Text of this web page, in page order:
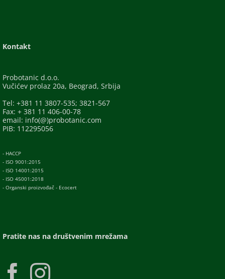
Kontakt
Probotanic d.o.o.
Vučićev prolaz 20a, Beograd, Srbija
Tel: +381 11 3807-535; 3821-567
Fax: + 381 11 406-00-78
email: info(@)probotanic.com
PIB: 112295056
- HACCP
- ISO 9001:2015
- ISO 14001:2015
- ISO 45001:2018
- Organski proizvođač - Ecocert
Pratite nas na društvenim mrežama